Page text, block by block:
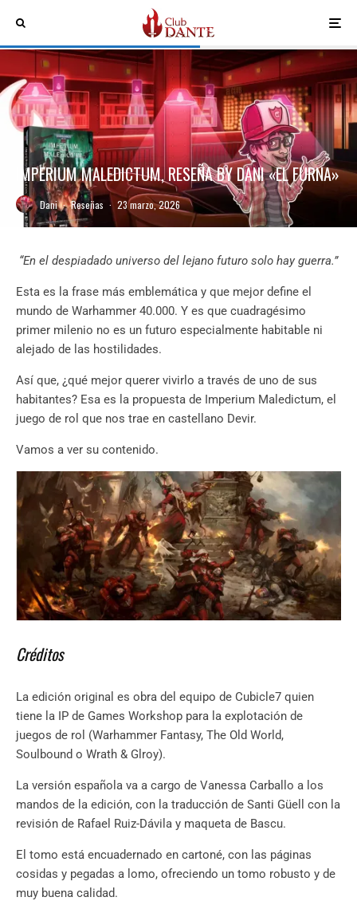
IMPERIUM MALEDICTUM, RESEÑA BY DANI «EL FURNA»
Dani · Reseñas · 23 marzo, 2026
“En el despiadado universo del lejano futuro solo hay guerra.”
Esta es la frase más emblemática y que mejor define el
mundo de Warhammer 40.000. Y es que cuadragésimo
primer milenio no es un futuro especialmente habitable ni
alejado de las hostilidades.
Así que, ¿qué mejor querer vivirlo a través de uno de sus
habitantes? Esa es la propuesta de Imperium Maledictum, el
juego de rol que nos trae en castellano Devir.
Vamos a ver su contenido.
Créditos
La edición original es obra del equipo de Cubicle7 quien
tiene la IP de Games Workshop para la explotación de
juegos de rol (Warhammer Fantasy, The Old World,
Soulbound o Wrath & Glroy).
La versión española va a cargo de Vanessa Carballo a los
mandos de la edición, con la traducción de Santi Güell con la
revisión de Rafael Ruiz-Dávila y maqueta de Bascu.
El tomo está encuadernado en cartoné, con las páginas
cosidas y pegadas a lomo, ofreciendo un tomo robusto y de
muy buena calidad.